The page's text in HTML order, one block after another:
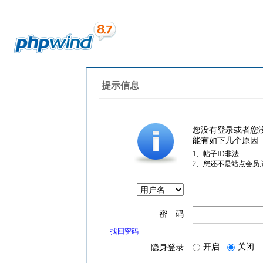
提示信息
您没有登录或者您
能有如下几个原因
1、帖子ID非法
2、您还不是站点会员
密 码
找回密码
隐身登录 开启 关闭